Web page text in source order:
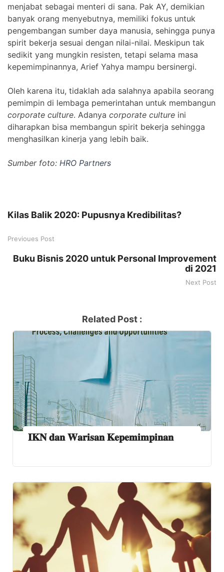
menjabat sebagai menteri di sana. Pak AY, demikian
banyak orang menyebutnya, memiliki fokus untuk
pengembangan sumber daya manusia, sehingga punya
spirit bekerja sesuai dengan nilai-nilai. Meskipun tak
sedikit yang mungkin resisten, tetapi selama masa
kepemimpinannya, Arief Yahya mampu bersinergi.
Oleh karena itu, tidaklah ada salahnya apabila seorang
pemimpin di lembaga pemerintahan untuk membangun
corporate culture. Adanya corporate culture ini
diharapkan bisa membangun spirit bekerja sehingga
menghasilkan kinerja yang lebih baik.
Sumber foto: HRO Partners
Kilas Balik 2020: Pupusnya Kredibilitas?
Previoues Post
Buku Bisnis 2020 untuk Personal Improvement
di 2021
Next Post
Related Post :
𝐈𝐊𝐍 𝐝𝐚𝐧 𝐖𝐚𝐫𝐢𝐬𝐚𝐧 𝐊𝐞𝐩𝐞𝐦𝐢𝐦𝐩𝐢𝐧𝐚𝐧